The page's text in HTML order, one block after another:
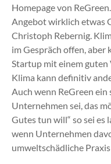
Homepage von
Angebot wirklich etwas
Christoph Rebernig.
im Gespräch offen, aber
Startup mit einem guten
Klima kann definitiv
Auch wenn ReGreen
Unternehmen sei, das
Gutes tun will“ so sei es
wenn Unternehmen
umweltschädliche